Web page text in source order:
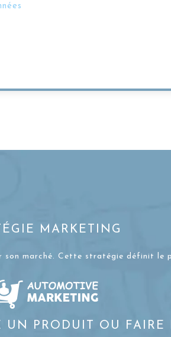
MARKETING
marché. Cette stratégie définit le
PRODUIT OU FAIRE